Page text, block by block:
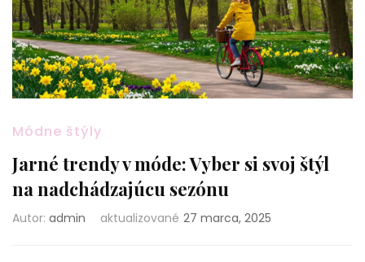
Módne štýly
Jarné trendy v móde: Vyber si svoj štýl
na nadchádzajúcu sezónu
Autor: admin aktualizované 27 marca, 2025